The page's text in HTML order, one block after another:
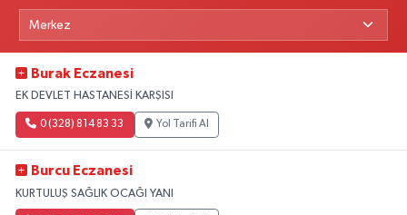
Burak Eczanesi
EK DEVLET HASTANESİ KARŞISI
0 (328) 814 83 33 Yol Tarifi Al
Burcu Eczanesi
KURTULUŞ SAĞLIK OCAĞI YANI